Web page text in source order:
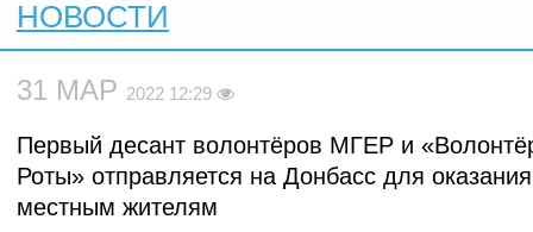
НОВОСТИ
31 МАР 2022 12:29
Первый десант волонтёров МГЕР и
Роты» отправляется на Донбасс для
местным жителям